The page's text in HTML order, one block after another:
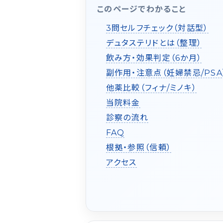
このページでわかること
3問セルフチェック（対話型）
デュタステリドとは（整理）
飲み方・効果判定（6か月）
副作用・注意点（妊婦禁忌/PSA
他薬比較（フィナ/ミノキ）
当院料金
診察の流れ
FAQ
根拠・参照（信頼）
アクセス